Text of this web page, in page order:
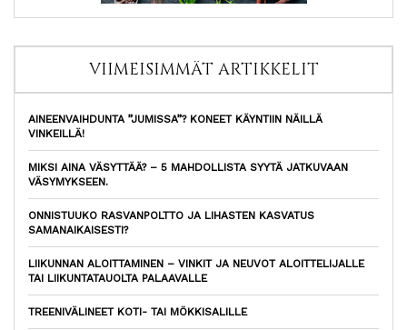
VIIMEISIMMÄT ARTIKKELIT
AINEENVAIHDUNTA ”JUMISSA”? KONEET KÄYNTIIN NÄILLÄ
VINKEILLÄ!
MIKSI AINA VÄSYTTÄÄ? – 5 MAHDOLLISTA SYYTÄ JATKUVAAN
VÄSYMYKSEEN.
ONNISTUUKO RASVANPOLTTO JA LIHASTEN KASVATUS
SAMANAIKAISESTI?
LIIKUNNAN ALOITTAMINEN – VINKIT JA NEUVOT ALOITTELIJALLE
TAI LIIKUNTATAUOLTA PALAAVALLE
TREENIVÄLINEET KOTI- TAI MÖKKISALILLE